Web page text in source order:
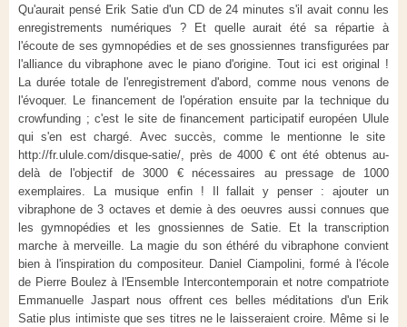
Qu'aurait pensé Erik Satie d'un CD de 24 minutes s'il avait connu les
enregistrements numériques ? Et quelle aurait été sa répartie à
l'écoute de ses gymnopédies et de ses gnossiennes transfigurées par
l'alliance du vibraphone avec le piano d'origine. Tout ici est original !
La durée totale de l'enregistrement d'abord, comme nous venons de
l'évoquer. Le financement de l'opération ensuite par la technique du
crowfunding ; c'est le site de financement participatif européen Ulule
qui s'en est chargé. Avec succès, comme le mentionne le site
http://fr.ulule.com/disque-satie/, près de 4000 € ont été obtenus au-
delà de l'objectif de 3000 € nécessaires au pressage de 1000
exemplaires. La musique enfin ! Il fallait y penser : ajouter un
vibraphone de 3 octaves et demie à des oeuvres aussi connues que
les gymnopédies et les gnossiennes de Satie. Et la transcription
marche à merveille. La magie du son éthéré du vibraphone convient
bien à l'inspiration du compositeur. Daniel Ciampolini, formé à l'école
de Pierre Boulez à l'Ensemble Intercontemporain et notre compatriote
Emmanuelle Jaspart nous offrent ces belles méditations d'un Erik
Satie plus intimiste que ses titres ne le laisseraient croire. Même si le